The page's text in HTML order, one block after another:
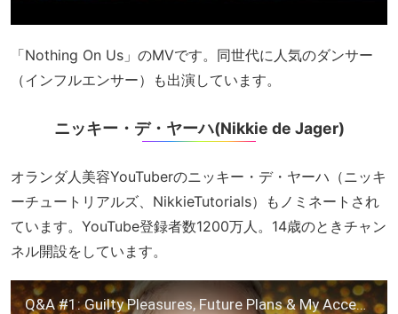
「Nothing On Us」のMVです。同世代に人気のダンサー
（インフルエンサー）も出演しています。
ニッキー・デ・ヤーハ(Nikkie de Jager)
オランダ人美容YouTuberのニッキー・デ・ヤーハ（ニッキ
ーチュートリアルズ、NikkieTutorials）もノミネートされ
ています。YouTube登録者数1200万人。14歳のときチャン
ネル開設をしています。
Q&A #1: Guilty Pleasures, Future Plans & My Accent!